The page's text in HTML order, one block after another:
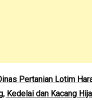
Pertanian Lotim
Kedelai dan Kacang